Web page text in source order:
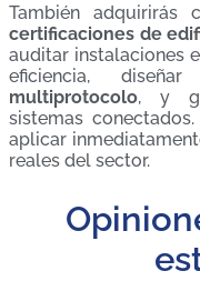
También adquirirás
certificaciones de
auditar instalaciones
eficiencia,
multiprotocolo, y
sistemas
aplicar
reales del sector.